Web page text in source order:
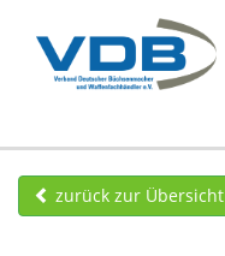
zurück zur Übersicht